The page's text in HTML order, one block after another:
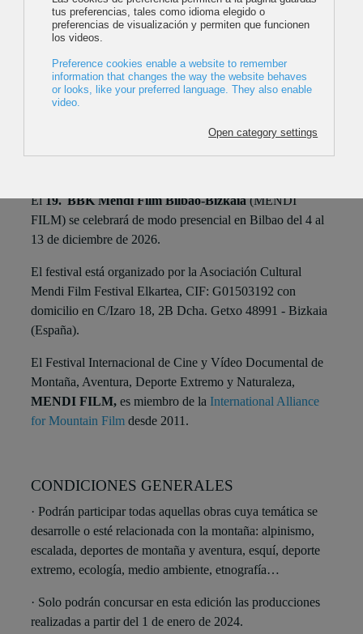
Buscar
BASES Y PREMIOSMENDI
NORMAS Y PROCEDIMIENTO DE
INSCRIPCIÓN SECCIÓN OFICIAL BBK
El19.ºBBK Mendi Film Bilbao-Bizkaia(MENDI
FILM) se celebrará de modo presencial en Bilbao del 4 al
13 de diciembre de 2026.
El festival está organizado por la Asociación Cultural
Mendi Film Festival Elkartea, CIF: G01503192 con
domicilio en C/Izaro 18, 2B Dcha. Getxo 48991 - Bizkaia
(España).
El Festival Internacional de Cine y Vídeo Documental de
Montaña, Aventura, Deporte Extremo y Naturaleza,
MENDI FILM, es miembro de la International Alliance
for Mountain Film desde 2011.
CONDICIONES GENERALES
· Podrán participar todas aquellas obras cuya temática se
desarrolle o esté relacionada con la montaña: alpinismo,
escalada, deportes de montaña y aventura, esquí, deporte
extremo, ecología, medio ambiente, etnografía…
· Solo podrán concursar en esta edición las producciones
realizadas a partir del 1 de enero de 2024.